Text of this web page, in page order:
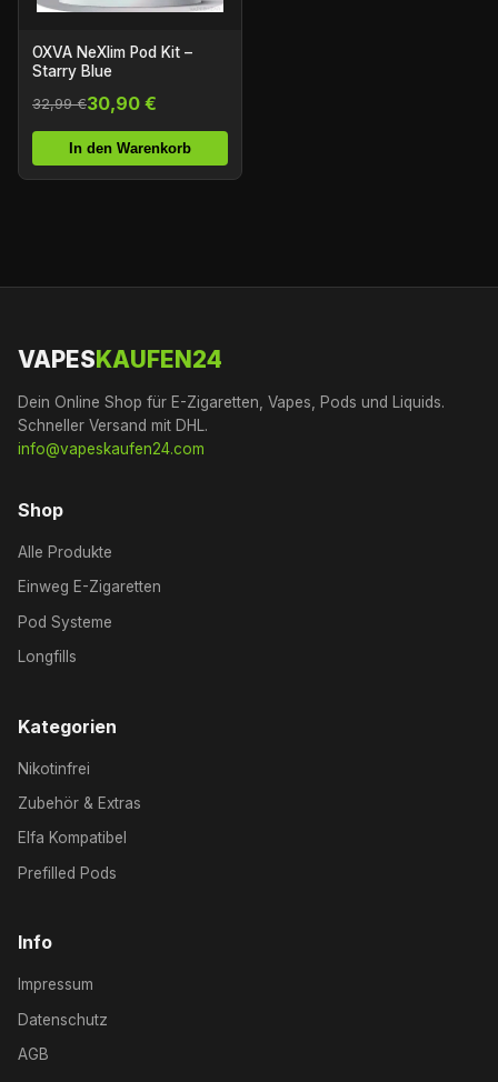
OXVA NeXlim Pod Kit –
Starry Blue
32,99 €30,90 €
In den Warenkorb
VAPESKAUFEN24
Dein Online Shop für E-Zigaretten, Vapes, Pods und Liquids.
Schneller Versand mit DHL.
info@vapeskaufen24.com
Shop
Alle Produkte
Einweg E-Zigaretten
Pod Systeme
Longfills
Kategorien
Nikotinfrei
Zubehör & Extras
Elfa Kompatibel
Prefilled Pods
Info
Impressum
Datenschutz
AGB